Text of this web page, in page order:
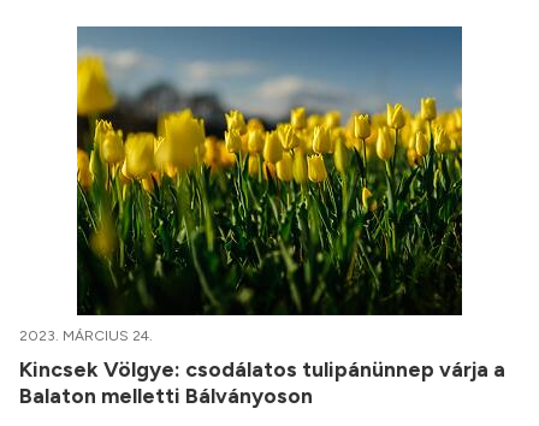
2023. MÁRCIUS 24.
Kincsek Völgye: csodálatos tulipánünnep várja a
Balaton melletti Bálványoson